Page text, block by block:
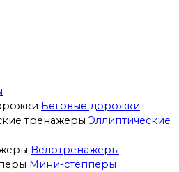
Беговые дорожки
Эллиптические
Велотренажеры
Мини-степперы